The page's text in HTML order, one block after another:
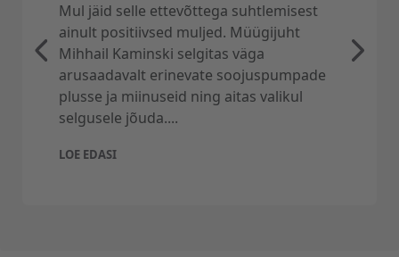
kuni – 7 jm.
Kliimaseadme välisosa kandev seinakonsool
või maaraam + vibratsioonipuksid – 1 kmpl /
Ø65 mm ava puurimine välisseina kuni 50cm
(va. punane tellis, paas, betoon ja maakivi) – 1
Ilukarbik torustiku katmiseks kuni – 2 jm.
Mul jäid selle ettevõttega suhtlemisest
ainult positiivsed muljed. Müügijuht
Mihhail Kaminski selgitas väga
arusaadavalt erinevate soojuspumpade
plusse ja miinuseid ning aitas valikul
selgusele jõuda....
LOE EDASI